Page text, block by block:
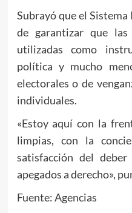
Subrayó que el
de garantizar que
utilizadas como
política y mucho
electorales o de
individuales.
«Estoy aquí con la
limpias, con la
satisfacción del
apegados a derecho»,
Fuente: Agencias